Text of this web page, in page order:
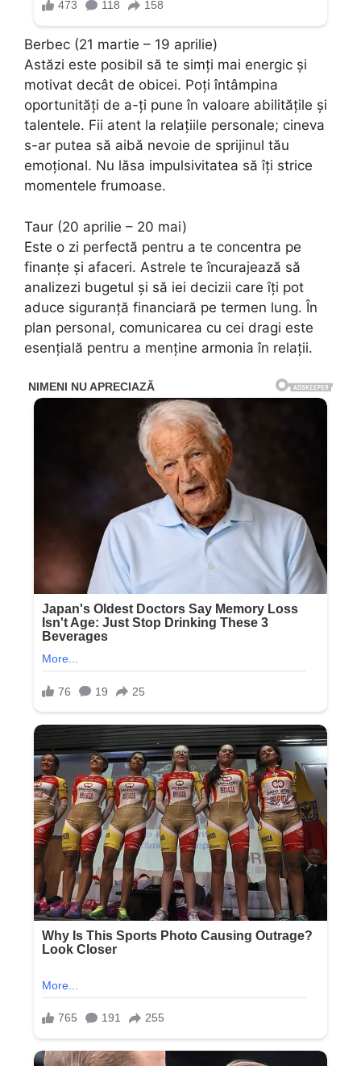
Berbec (21 martie – 19 aprilie)
Astăzi este posibil să te simți mai energic și
motivat decât de obicei. Poți întâmpina
oportunități de a-ți pune în valoare abilitățile și
talentele. Fii atent la relațiile personale; cineva
s-ar putea să aibă nevoie de sprijinul tău
emoțional. Nu lăsa impulsivitatea să îți strice
momentele frumoase.
Taur (20 aprilie – 20 mai)
Este o zi perfectă pentru a te concentra pe
finanțe și afaceri. Astrele te încurajează să
analizezi bugetul și să iei decizii care îți pot
aduce siguranță financiară pe termen lung. În
plan personal, comunicarea cu cei dragi este
esențială pentru a menține armonia în relații.